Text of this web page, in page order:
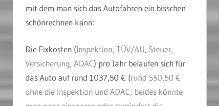
mit dem man sich das Autofahren ein bisschen
schönrechnen kann:
Die Fixkosten (Inspektion, TÜV/AU, Steuer,
Versicherung, ADAC) pro Jahr belaufen sich für
das Auto auf rund 1037,50 € (rund 550,50 €
ohne die Inspektion und ADAC; beides könnte